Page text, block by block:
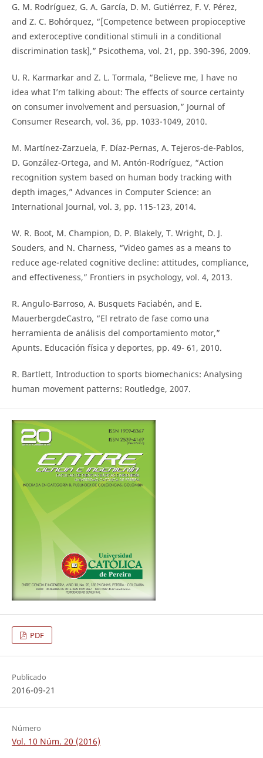
G. M. Rodríguez, G. A. García, D. M. Gutiérrez, F. V. Pérez,
and Z. C. Bohórquez, “[Competence between propioceptive
and exteroceptive conditional stimuli in a conditional
discrimination task],” Psicothema, vol. 21, pp. 390-396, 2009.
U. R. Karmarkar and Z. L. Tormala, “Believe me, I have no
idea what I’m talking about: The effects of source certainty
on consumer involvement and persuasion,” Journal of
Consumer Research, vol. 36, pp. 1033-1049, 2010.
M. Martínez-Zarzuela, F. Díaz-Pernas, A. Tejeros-de-Pablos,
D. González-Ortega, and M. Antón-Rodríguez, “Action
recognition system based on human body tracking with
depth images,” Advances in Computer Science: an
International Journal, vol. 3, pp. 115-123, 2014.
W. R. Boot, M. Champion, D. P. Blakely, T. Wright, D. J.
Souders, and N. Charness, “Video games as a means to
reduce age-related cognitive decline: attitudes, compliance,
and effectiveness,” Frontiers in psychology, vol. 4, 2013.
R. Angulo-Barroso, A. Busquets Faciabén, and E.
MauerbergdeCastro, “El retrato de fase como una
herramienta de análisis del comportamiento motor,”
Apunts. Educación física y deportes, pp. 49- 61, 2010.
R. Bartlett, Introduction to sports biomechanics: Analysing
human movement patterns: Routledge, 2007.
PDF
Publicado
2016-09-21
Número
Vol. 10 Núm. 20 (2016)